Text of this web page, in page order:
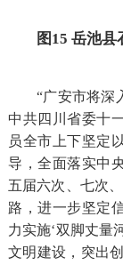
图15 岳池
“广安市将深
中共四川省委十
员全市上下坚定
导，全面落实中
五届六次、七次
路，进一步坚定
力实施‘双脚丈量
文明建设，突出